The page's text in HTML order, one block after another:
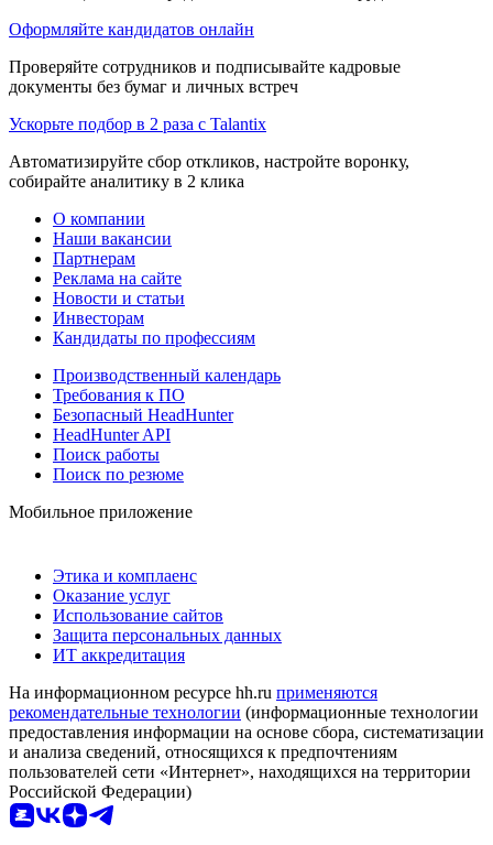
Оформляйте кандидатов онлайн
Проверяйте сотрудников и подписывайте кадровые
документы без бумаг и личных встреч
Ускорьте подбор в 2 раза с Talantix
Автоматизируйте сбор откликов, настройте воронку,
собирайте аналитику в 2 клика
О компании
Наши вакансии
Партнерам
Реклама на сайте
Новости и статьи
Инвесторам
Кандидаты по профессиям
Производственный календарь
Требования к ПО
Безопасный HeadHunter
HeadHunter API
Поиск работы
Поиск по резюме
Мобильное приложение
Этика и комплаенс
Оказание услуг
Использование сайтов
Защита персональных данных
ИТ аккредитация
На информационном ресурсе hh.ru применяются
рекомендательные технологии (информационные технологии
предоставления информации на основе сбора, систематизации
и анализа сведений, относящихся к предпочтениям
пользователей сети «Интернет», находящихся на территории
Российской Федерации)